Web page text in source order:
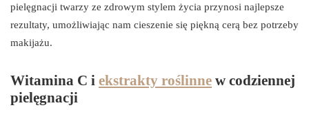
pielęgnacji twarzy ze zdrowym stylem życia przynosi najlepsze
rezultaty, umożliwiając nam cieszenie się piękną cerą bez potrzeby
makijażu.
Witamina C i ekstrakty roślinne w codziennej
pielęgnacji